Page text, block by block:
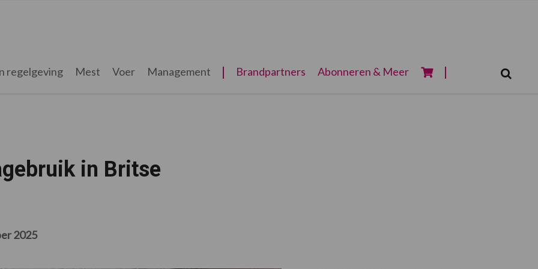
regelgeving Mest Voer Management Brandpartners Abonneren & Meer
in Britse
2025